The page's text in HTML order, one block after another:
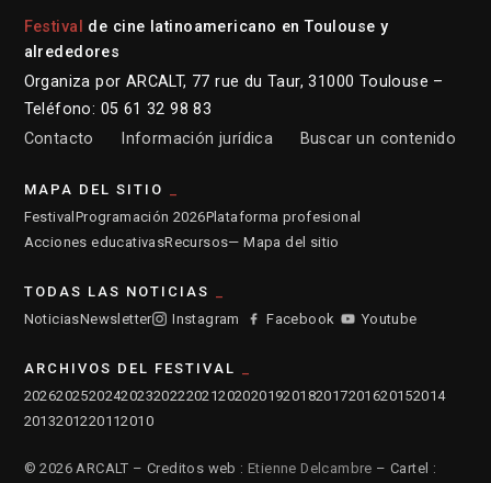
Festival
de cine latinoamericano en Toulouse y
alrededores
Organiza por ARCALT, 77 rue du Taur, 31000 Toulouse –
Teléfono: 05 61 32 98 83
Contacto
Información jurídica Buscar un contenido
MAPA DEL SITIO
Festival Programación 2026Plataforma profesional
Acciones educativasRecursos— Mapa del sitio
TODAS LAS NOTICIAS
NoticiasNewsletter Instagram Facebook Youtube
ARCHIVOS DEL FESTIVAL
2026202520242023202220212020201920182017201620152014
2013201220112010
© 2026 ARCALT – Creditos web : Etienne Delcambre – Cartel :